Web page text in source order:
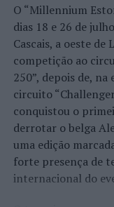
resposta às
“O principal
profunda em um
informações e pela
potencial cognitivo
desenvolvimento
exercitado no
Agrela Rodrigues.
Ígor Lopes
O “Millennium
dias 18 e 26 de
Cascais, a oeste de
competição ao
250”, depois de,
circuito
conquistou o
derrotar o belga
uma edição
forte presença de
internacional do